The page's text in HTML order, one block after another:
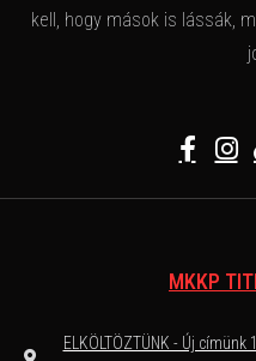
kell, hogy mások is lássák,
MKKP
ELKÖLTÖZTÜNK - Új